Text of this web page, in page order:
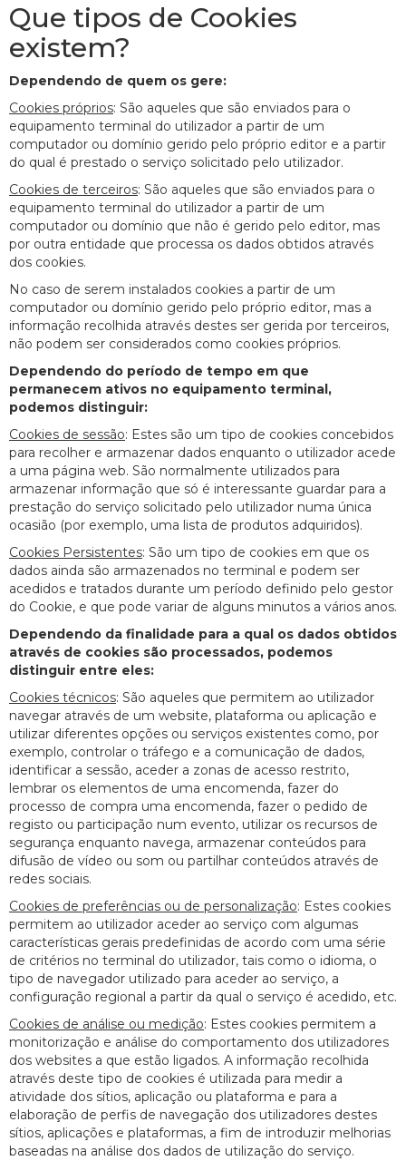
Que tipos de Cookies
existem?
Dependendo de quem os gere:
Cookies próprios: São aqueles que são enviados para o
equipamento terminal do utilizador a partir de um
computador ou domínio gerido pelo próprio editor e a partir
do qual é prestado o serviço solicitado pelo utilizador.
Cookies de terceiros: São aqueles que são enviados para o
equipamento terminal do utilizador a partir de um
computador ou domínio que não é gerido pelo editor, mas
por outra entidade que processa os dados obtidos através
dos cookies.
No caso de serem instalados cookies a partir de um
computador ou domínio gerido pelo próprio editor, mas a
informação recolhida através destes ser gerida por terceiros,
não podem ser considerados como cookies próprios.
Dependendo do período de tempo em que
permanecem ativos no equipamento terminal,
podemos distinguir:
Cookies de sessão: Estes são um tipo de cookies concebidos
para recolher e armazenar dados enquanto o utilizador acede
a uma página web. São normalmente utilizados para
armazenar informação que só é interessante guardar para a
prestação do serviço solicitado pelo utilizador numa única
ocasião (por exemplo, uma lista de produtos adquiridos).
Cookies Persistentes: São um tipo de cookies em que os
dados ainda são armazenados no terminal e podem ser
acedidos e tratados durante um período definido pelo gestor
do Cookie, e que pode variar de alguns minutos a vários anos.
Dependendo da finalidade para a qual os dados obtidos
através de cookies são processados, podemos
distinguir entre eles:
Cookies técnicos: São aqueles que permitem ao utilizador
navegar através de um website, plataforma ou aplicação e
utilizar diferentes opções ou serviços existentes como, por
exemplo, controlar o tráfego e a comunicação de dados,
identificar a sessão, aceder a zonas de acesso restrito,
lembrar os elementos de uma encomenda, fazer do
processo de compra uma encomenda, fazer o pedido de
registo ou participação num evento, utilizar os recursos de
segurança enquanto navega, armazenar conteúdos para
difusão de vídeo ou som ou partilhar conteúdos através de
redes sociais.
Cookies de preferências ou de personalização: Estes cookies
permitem ao utilizador aceder ao serviço com algumas
características gerais predefinidas de acordo com uma série
de critérios no terminal do utilizador, tais como o idioma, o
tipo de navegador utilizado para aceder ao serviço, a
configuração regional a partir da qual o serviço é acedido, etc.
Cookies de análise ou medição: Estes cookies permitem a
monitorização e análise do comportamento dos utilizadores
dos websites a que estão ligados. A informação recolhida
através deste tipo de cookies é utilizada para medir a
atividade dos sítios, aplicação ou plataforma e para a
elaboração de perfis de navegação dos utilizadores destes
sítios, aplicações e plataformas, a fim de introduzir melhorias
baseadas na análise dos dados de utilização do serviço.